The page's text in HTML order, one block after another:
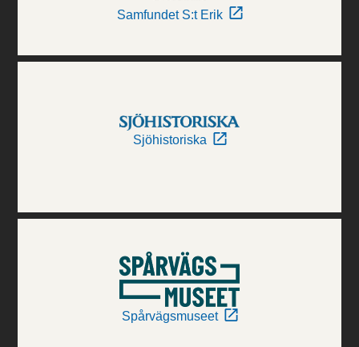
Samfundet S:t Erik
Sjöhistoriska
Spårvägsmuseet